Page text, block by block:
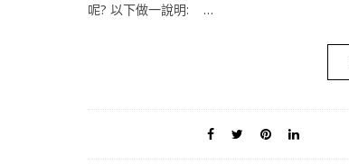
呢? 以下做一說明: …